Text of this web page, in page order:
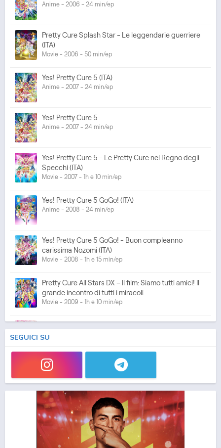
Anime - 2006 - 24 min/ep
Pretty Cure Splash Star - Le leggendarie guerriere
(ITA)
Movie - 2006 - 50 min/ep
Yes! Pretty Cure 5 (ITA)
Anime - 2007 - 24 min/ep
Yes! Pretty Cure 5
Anime - 2007 - 24 min/ep
Yes! Pretty Cure 5 - Le Pretty Cure nel Regno degli
Specchi (ITA)
Movie - 2007 - 1h e 10 min/ep
Yes! Pretty Cure 5 GoGo! (ITA)
Anime - 2008 - 24 min/ep
Yes! Pretty Cure 5 GoGo! - Buon compleanno
carissima Nozomi (ITA)
Movie - 2008 - 1h e 15 min/ep
Pretty Cure All Stars DX – Il film: Siamo tutti amici! Il
grande incontro di tutti i miracoli
Movie - 2009 - 1h e 10 min/ep
Anime - 2009 - 24 min/ep
Fresh Pretty Cure! - Le Pretty Cure nel Regno dei
Movie - 2009 - 1h e 10 min/ep
Pretty Cure All Stars DX – Il film 2: Luce della
speranza ☆ Proteggi il Rainbow Jewel!
Movie - 2010 - 1h e 10 min/ep
SEGUICI SU